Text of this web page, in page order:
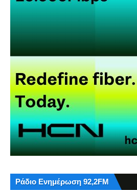
Ράδιο Ενημέρωση 92,2FM